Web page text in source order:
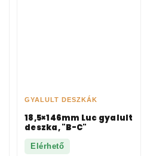
GYALULT DESZKÁK
18,5×146mm Luc gyalult
deszka, "B-C"
Elérhető